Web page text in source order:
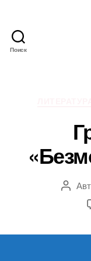
Поиск
Автор